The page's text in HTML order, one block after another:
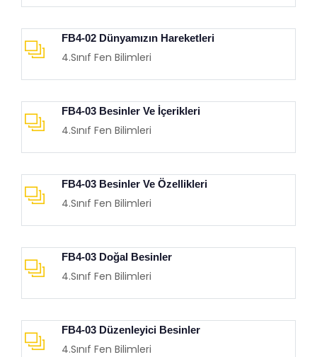
FB4-02 Dünyamızın Hareketleri
4.Sınıf Fen Bilimleri
FB4-03 Besinler Ve İçerikleri
4.Sınıf Fen Bilimleri
FB4-03 Besinler Ve Özellikleri
4.Sınıf Fen Bilimleri
FB4-03 Doğal Besinler
4.Sınıf Fen Bilimleri
FB4-03 Düzenleyici Besinler
4.Sınıf Fen Bilimleri